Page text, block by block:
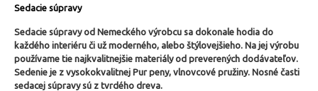
Sedacie súpravy
Sedacie súpravy od Nemeckého výrobcu sa dokonale hodia do
každého interiéru či už moderného, alebo štýlovejšieho. Na jej výrobu
používame tie najkvalitnejšie materiály od preverených dodávateľov.
Sedenie je z vysokokvalitnej Pur peny, vlnovcové pružiny. Nosné časti
sedacej súpravy sú z tvrdého dreva.